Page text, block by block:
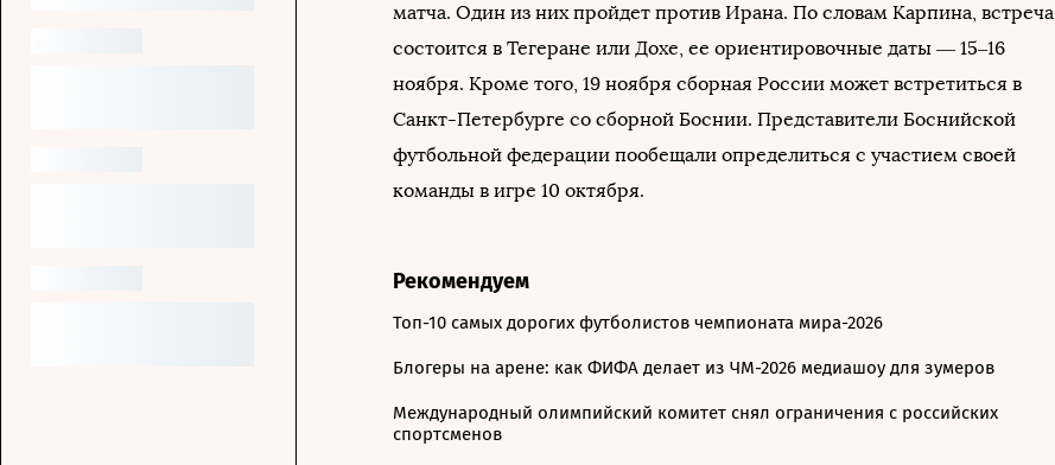
матча. Один из них пройдет против Ирана. По словам Карпина, встреча
состоится в Тегеране или Дохе, ее ориентировочные даты — 15–16
ноября. Кроме того, 19 ноября сборная России может встретиться в
Санкт-Петербурге со сборной Боснии. Представители Боснийской
футбольной федерации пообещали определиться с участием своей
команды в игре 10 октября.
Рекомендуем
Топ-10 самых дорогих футболистов чемпионата мира-2026
Блогеры на арене: как ФИФА делает из ЧМ-2026 медиашоу для зумеров
Международный олимпийский комитет снял ограничения с российских
спортсменов